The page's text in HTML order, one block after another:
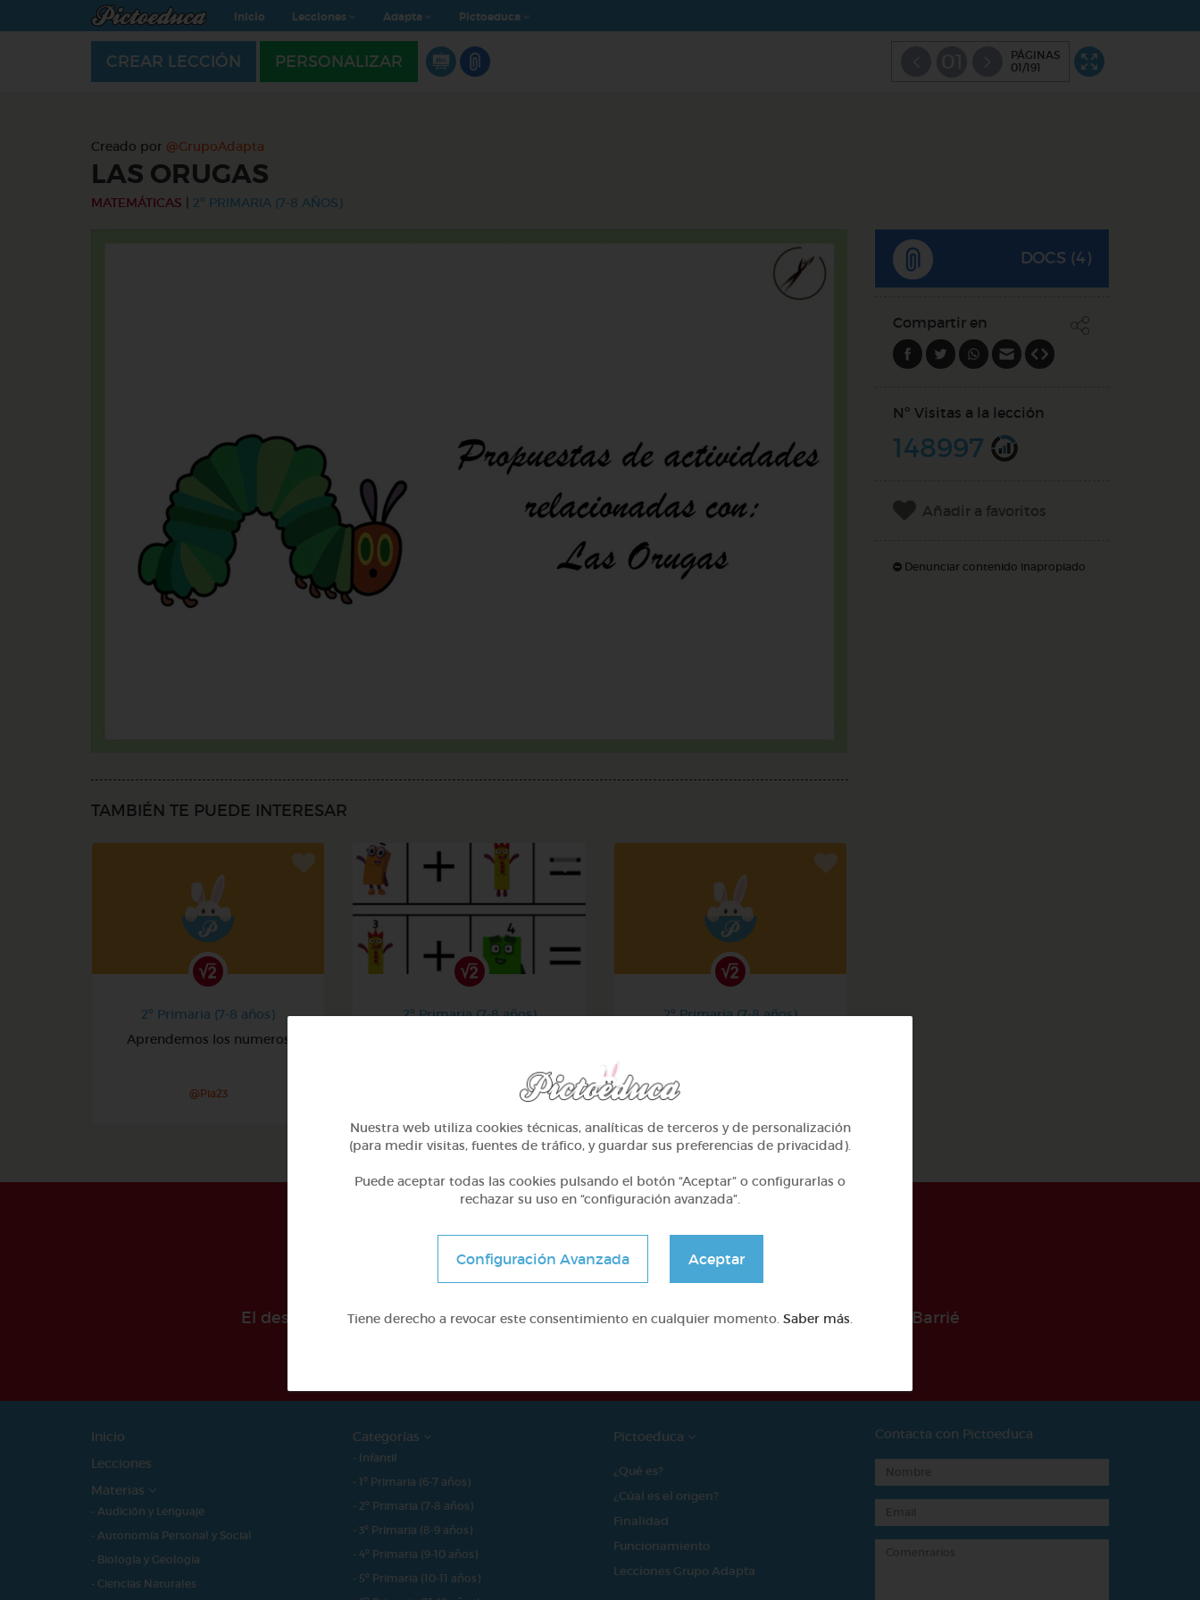
Inicio Lecciones Adapta Pictoeduca
CREAR LECCIÓN PERSONALIZAR
PÁGINAS
01/191
Creado por @GrupoAdapta
LAS ORUGAS
MATEMÁTICAS 2º PRIMARIA (7-8 AÑOS)
TAMBIÉN TE PUEDE INTERESAR
2º Primaria (7-8 años)
Aprendemos los numeros
@Pia23
2º Primaria (7-8 años)
2º Primaria (7-8 años)
DOCS (4)
Compartir en
Nº Visitas a la lección
148997
Añadir a favoritos
Denunciar contenido inapropiado
El desarollo de este proyecto ha sido posible gracias al mecenazgo de la Fundación Barrié
Inicio
Lecciones
Materias
- Audición y Lenguaje
- Autonomía Personal y Social
- Biología y Geología
- Ciencias Naturales
Categorías
- Infantil
- 1º Primaria (6-7 años)
- 2º Primaria (7-8 años)
- 3º Primaria (8-9 años)
- 4º Primaria (9-10 años)
- 5º Primaria (10-11 años)
Pictoeduca
¿Qué es?
¿Cúal es el origen?
Finalidad
Funcionamiento
Lecciones Grupo Adapta
Contacta con Pictoeduca
Nuestra web utiliza cookies técnicas, analíticas de terceros y de personalización
(para medir visitas, fuentes de tráfico, y guardar sus preferencias de privacidad).
Puede aceptar todas las cookies pulsando el botón “Aceptar” o configurarlas o
rechazar su uso en “configuración avanzada”.
Configuración Avanzada Aceptar
Tiene derecho a revocar este consentimiento en cualquier momento. Saber más.